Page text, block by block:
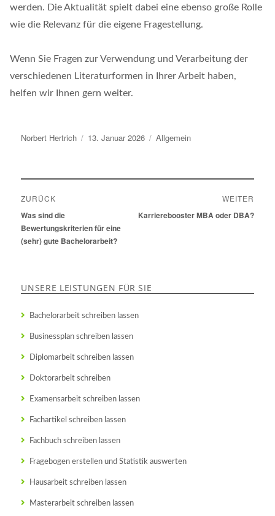
werden. Die Aktualität spielt dabei eine ebenso große Rolle
wie die Relevanz für die eigene Fragestellung.
Wenn Sie Fragen zur Verwendung und Verarbeitung der
verschiedenen Literaturformen in Ihrer Arbeit haben,
helfen wir Ihnen gern weiter.
Autor
Norbert Hertrich
Veröffentlicht
13. Januar 2026 Kategorien
Allgemein
Beitragsnavigation
ZURÜCK
Vorheriger
Beitrag:
Was sind die
Bewertungskriterien für eine
(sehr) gute Bachelorarbeit?
WEITER
Nächster
Karrierebooster MBA oder DBA?
UNSERE LEISTUNGEN FÜR SIE
Bachelorarbeit schreiben lassen
Businessplan schreiben lassen
Diplomarbeit schreiben lassen
Doktorarbeit schreiben
Examensarbeit schreiben lassen
Fachartikel schreiben lassen
Fachbuch schreiben lassen
Fragebogen erstellen und Statistik auswerten
Hausarbeit schreiben lassen
Masterarbeit schreiben lassen